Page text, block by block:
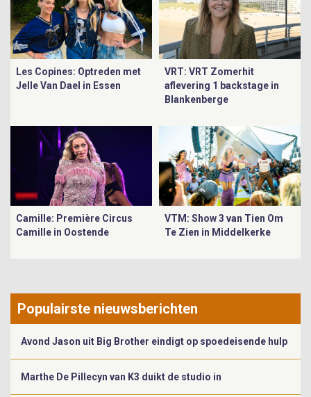
Les Copines: Optreden met
Jelle Van Dael in Essen
VRT: VRT Zomerhit
aflevering 1 backstage in
Blankenberge
Camille: Première Circus
Camille in Oostende
VTM: Show 3 van Tien Om
Te Zien in Middelkerke
Populairste nieuwsberichten
Avond Jason uit Big Brother eindigt op spoedeisende hulp
Marthe De Pillecyn van K3 duikt de studio in